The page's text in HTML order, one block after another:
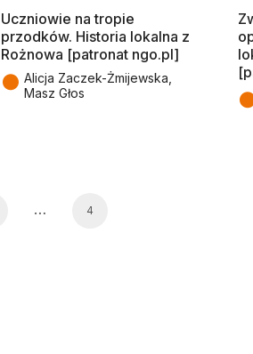
Uczniowie na tropie
przodków. Historia lokalna z
Rożnowa [patronat ngo.pl]
● Alicja Zaczek-Żmijewska,
Masz Głos
… 4